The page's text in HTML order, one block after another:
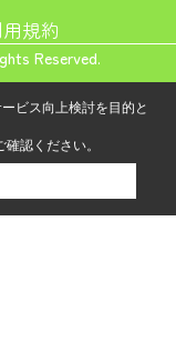
規約
Reserved.
ビス向上検討を目的と
確認ください。